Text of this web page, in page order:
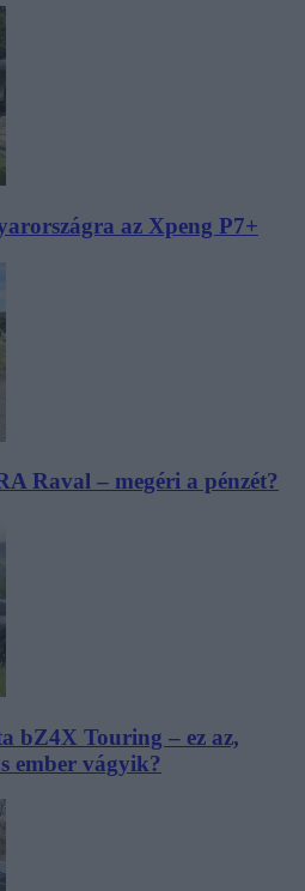
az Xpeng P7+
Raval – megéri a pénzét?
bZ4X Touring – ez az,
ember vágyik?